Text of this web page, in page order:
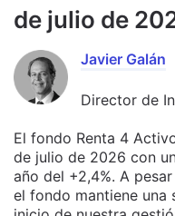
de julio de
Javier Galán
Director de
El fondo Renta 4
de julio de 2026 con
año del +2,4%. A
el fondo mantiene una